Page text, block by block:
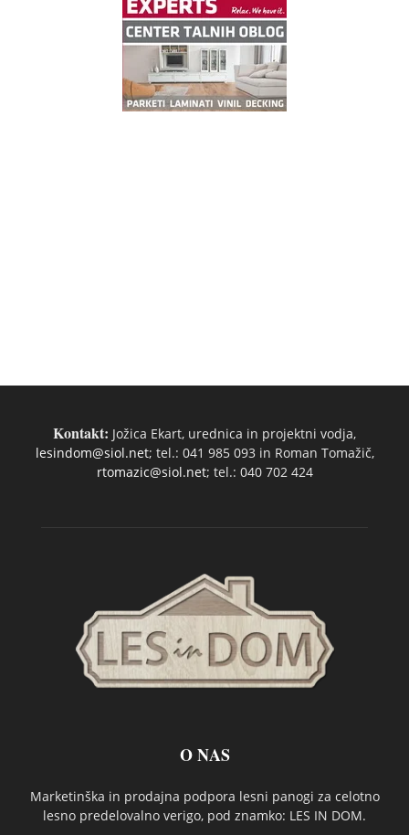
Kontakt: Jožica Ekart, urednica in projektni vodja,
lesindom@siol.net; tel.: 041 985 093 in Roman Tomažič,
rtomazic@siol.net; tel.: 040 702 424
O NAS
Marketinška in prodajna podpora lesni panogi za celotno
lesno predelovalno verigo, pod znamko: LES IN DOM.